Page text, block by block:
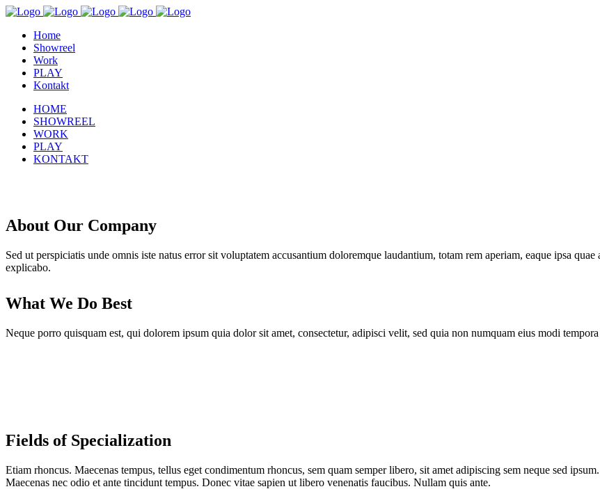
Home
Showreel
Work
PLAY
Kontakt
HOME
SHOWREEL
WORK
PLAY
KONTAKT
About Our Company
Sed ut perspiciatis unde omnis iste natus error sit voluptatem accusantium doloremque laudantium, totam rem aperiam, eaque ipsa
explicabo.
What We Do Best
Neque porro quisquam est, qui dolorem ipsum quia dolor sit amet, consectetur, adipisci velit, sed quia non numquam eius modi
Fields of Specialization
Etiam rhoncus. Maecenas tempus, tellus eget condimentum rhoncus, sem quam semper libero, sit amet adipiscing sem neque sed
Maecenas nec odio et ante tincidunt tempus. Donec vitae sapien ut libero venenatis faucibus. Nullam quis ante.